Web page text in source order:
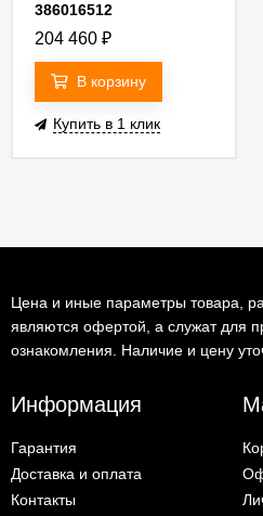
386016512
204 460 ₽
В корзину
Купить в 1 клик
Цена и иные параметры товара,
являются офертой, а служат для
ознакомления. Наличие и цену
Информация
Гарантия
Доставка и оплата
Контакты